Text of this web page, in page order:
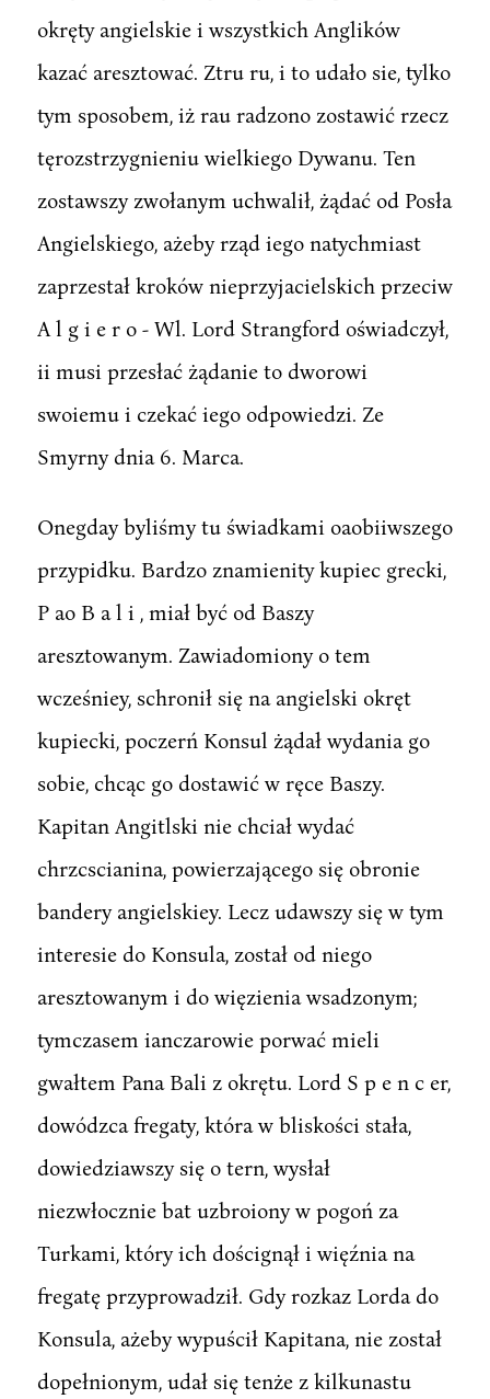
okręty angielskie i wszystkich Anglików
kazać aresztować. Ztru ru, i to udało sie, tylko
tym sposobem, iż rau radzono zostawić rzecz
tęrozstrzygnieniu wielkiego Dywanu. Ten
zostawszy zwołanym uchwalił, żądać od Posła
Angielskiego, ażeby rząd iego natychmiast
zaprzestał kroków nieprzyjacielskich przeciw
A l g i e r o - Wl. Lord Strangford oświadczył,
ii musi przesłać żądanie to dworowi
swoiemu i czekać iego odpowiedzi. Ze
Smyrny dnia 6. Marca.
Onegday byliśmy tu świadkami oaobiiwszego
przypidku. Bardzo znamienity kupiec grecki,
P ao B a l i , miał być od Baszy
aresztowanym. Zawiadomiony o tem
wcześniey, schronił się na angielski okręt
kupiecki, poczerń Konsul żądał wydania go
sobie, chcąc go dostawić w ręce Baszy.
Kapitan Angitlski nie chciał wydać
chrzcscianina, powierzającego się obronie
bandery angielskiey. Lecz udawszy się w tym
interesie do Konsula, został od niego
aresztowanym i do więzienia wsadzonym;
tymczasem ianczarowie porwać mieli
gwałtem Pana Bali z okrętu. Lord S p e n c er,
dowódzca fregaty, która w bliskości stała,
dowiedziawszy się o tern, wysłał
niezwłocznie bat uzbroiony w pogoń za
Turkami, który ich doścignął i więźnia na
fregatę przyprowadził. Gdy rozkaz Lorda do
Konsula, ażeby wypuścił Kapitana, nie został
dopełnionym, udał się tenże z kilkunastu